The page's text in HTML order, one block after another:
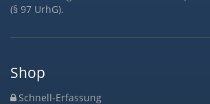
(§ 97 UrhG).
Shop
Schnell-Erfassung